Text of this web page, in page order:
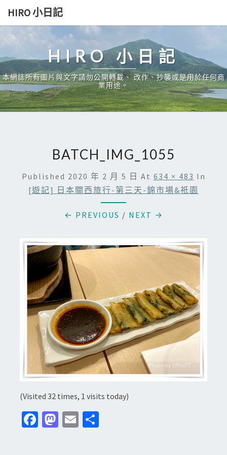
Skip
content
HIRO 小日記
HIRO 小日記
本網誌所有圖片與文字請勿公開轉載、 改作、抄襲或是用於任何商
業用途。
BATCH_IMG_1055
Published 2020 年 2 月 5 日 At 634 × 483 In
[遊記] 日本關西旅行-第三天-錦市場&祇園
← PREVIOUS / NEXT →
(Visited 32 times, 1 visits today)
Fa M E